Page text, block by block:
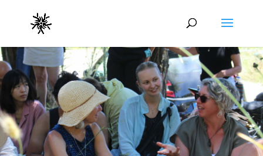
WALC LISTEN CAFÉS